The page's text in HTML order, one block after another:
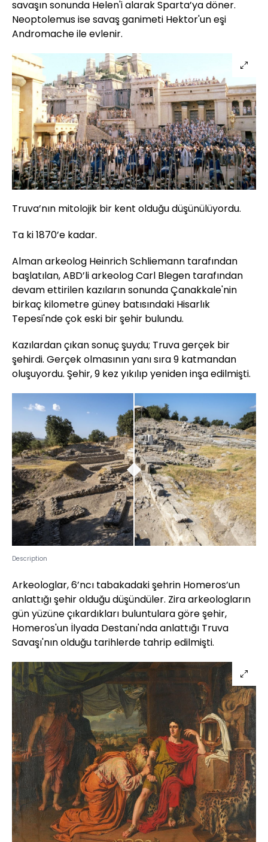
savaşın sonunda Helen'i alarak Sparta’ya döner.
Neoptolemus ise savaş ganimeti Hektor'un eşi
Andromache ile evlenir.
Truva’nın mitolojik bir kent olduğu düşünülüyordu.
Ta ki 1870’e kadar.
Alman arkeolog Heinrich Schliemann tarafından
başlatılan, ABD’li arkeolog Carl Blegen tarafından
devam ettirilen kazıların sonunda Çanakkale'nin
birkaç kilometre güney batısındaki Hisarlık
Tepesi'nde çok eski bir şehir bulundu.
Kazılardan çıkan sonuç şuydu; Truva gerçek bir
şehirdi. Gerçek olmasının yanı sıra 9 katmandan
oluşuyordu. Şehir, 9 kez yıkılıp yeniden inşa edilmişti.
Description
Arkeologlar, 6’ncı tabakadaki şehrin Homeros’un
anlattığı şehir olduğu düşündüler. Zira arkeologların
gün yüzüne çıkardıkları buluntulara göre şehir,
Homeros'un İlyada Destanı'nda anlattığı Truva
Savaşı'nın olduğu tarihlerde tahrip edilmişti.